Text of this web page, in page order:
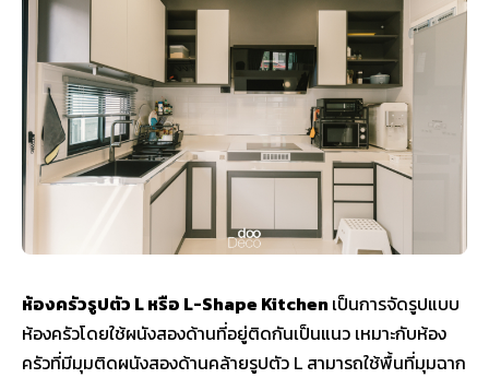
ห้องครัวรูปตัว L หรือ L-Shape Kitchen เป็นการจัดรูปแบบ
ห้องครัวโดยใช้ผนังสองด้านที่อยู่ติดกันเป็นแนว เหมาะกับห้อง
ครัวที่มีมุมติดผนังสองด้านคล้ายรูปตัว L สามารถใช้พื้นที่มุมฉาก